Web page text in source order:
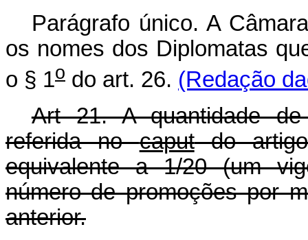
Parágrafo único. A
os nomes dos Diplomatas
o § 1o do art. 26. (Redação
Art 21. A quantidade
referida nocaput
do
equivalente a 1/20 (um
número de promoções por
anterior.